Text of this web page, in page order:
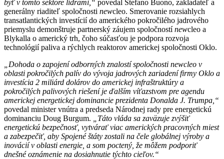
byť v tomto sektore lídrami,“ povedal Stefano Buono, zakladateľ a
generálny riaditeľ spoločnosti newcleo. Smerovanie rozsiahlych
transatlantických investícií do amerického pokročilého jadrového
priemyslu demonštruje partnerský záujem spoločnostínewcleo a
Blykalla o americký trh, čoho súčasťou je podpora rozvoja
technológií paliva a rýchlych reaktorov americkej spoločnosti Oklo.
„Dohoda o zapojení odborných znalostí spoločnosti newcleo v
oblasti pokročilých palív do vývoja jadrových zariadení firmy Oklo a
investícia 2 miliárd dolárov do americkej infraštruktúry a
pokročilých palivových riešení je ďalším víťazstvom pre agendu
americkej energetickej dominancie prezidenta Donalda J. Trumpa,“
povedal minister vnútra a predseda Národnej rady pre energetickú
dominanciu Doug Burgum.
„Táto vláda sa zaväzuje zvýšiť
energetickú bezpečnosť, vytvárať viac amerických pracovných miest
a zabezpečiť, aby Spojené štáty zostali na čele globálnej výroby a
inovácií v oblasti energie, a som poctený, že môžem podporiť
dnešné oznámenie na dosiahnutie týchto cieľov.“